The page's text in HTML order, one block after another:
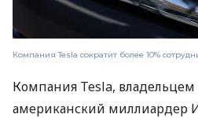
Компания Tesla сократит более 10%
Компания Tesla, владельцем
американский миллиардер